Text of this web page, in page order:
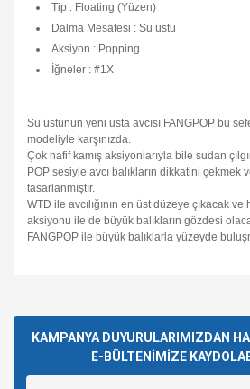
Tip : Floating (Yüzen)
Dalma Mesafesi : Su üstü
Aksiyon : Popping
İğneler : #1X
Su üstünün yeni usta avcısı FANGPOP bu
modeliyle karşınızda.
Çok hafif kamış aksiyonlarıyla bile sudan
POP sesiyle avcı balıkların dikkatini çekmek
tasarlanmıştır.
WTD ile avcılığının en üst düzeye çıkacak
aksiyonu ile de büyük balıkların gözdesi
FANGPOP ile büyük balıklarla yüzeyde
Yorum Yaz
kullanarak tarafımıza iletebilirsiniz.
Görüş ve önerileriniz için teşekkür
Ürün resmi kalitesiz, bozuk veya
KAMPANYA DUYURULARIMIZDAN
E-BÜLTENİMİZE